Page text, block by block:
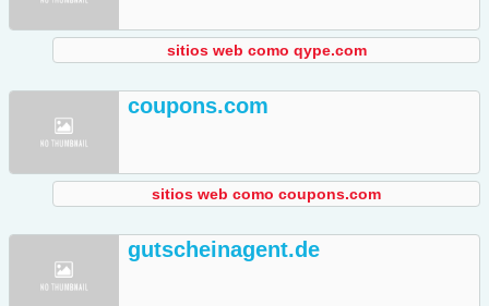
sitios web como qype.com
coupons.com
sitios web como coupons.com
gutscheinagent.de